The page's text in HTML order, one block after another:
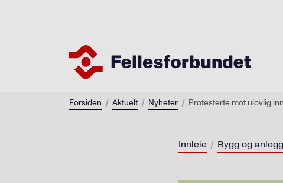
Forsiden Aktuelt Nyheter Protesterte mot ulovlig
Innleie Bygg og anlegg